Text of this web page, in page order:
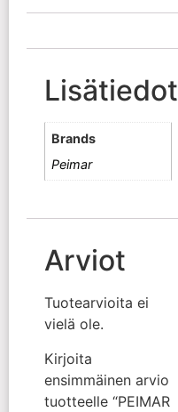
Lisätiedot
Brands
Peimar
Arviot
Tuotearvioita ei
vielä ole.
Kirjoita
ensimmäinen arvio
tuotteelle “PEIMAR